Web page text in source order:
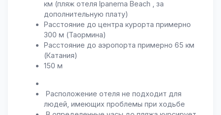
км (пляж отеля Ipanema Beach , за
дополнительную плату)
Расстояние до центра курорта примерно
300 м (Таормина)
Расстояние до аэропорта примерно 65 км
(Катания)
150 м
Расположение отеля не подходит для
людей, имеющих проблемы при ходьбе